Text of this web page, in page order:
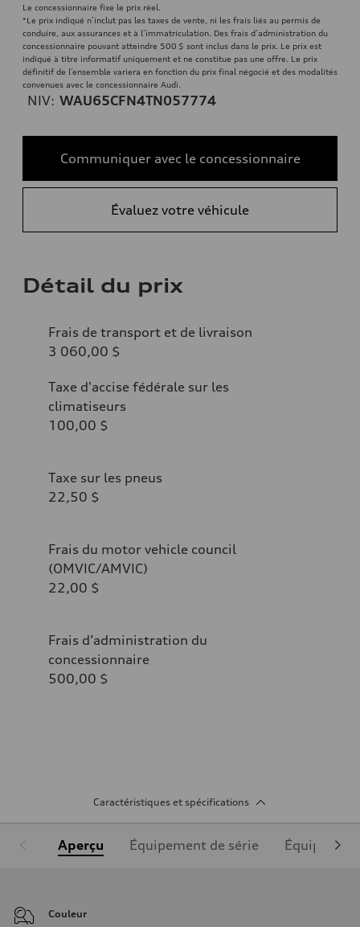
Le concessionnaire fixe le prix réel.
*Le prix indiqué n’inclut pas les taxes de vente, ni les frais liés au permis de
conduire, aux assurances et à l’immatriculation. Des frais d’administration du
concessionnaire pouvant atteindre 500 $ sont inclus dans le prix. Le prix est
indiqué à titre informatif uniquement et ne constitue pas une offre. Le prix
définitif de l’ensemble variera en fonction du prix final négocié et des modalités
convenues avec le concessionnaire Audi.
NIV: WAU65CFN4TN057774
Communiquer avec le concessionnaire
Évaluez votre véhicule
Détail du prix
Frais de transport et de livraison
3 060,00 $
Taxe d'accise fédérale sur les
climatiseurs
100,00 $
Taxe sur les pneus
22,50 $
Frais du motor vehicle council
(OMVIC/AMVIC)
22,00 $
Frais d’administration du
concessionnaire
500,00 $
Caractéristiques et spécifications
Aperçu Équipement de série
Couleur